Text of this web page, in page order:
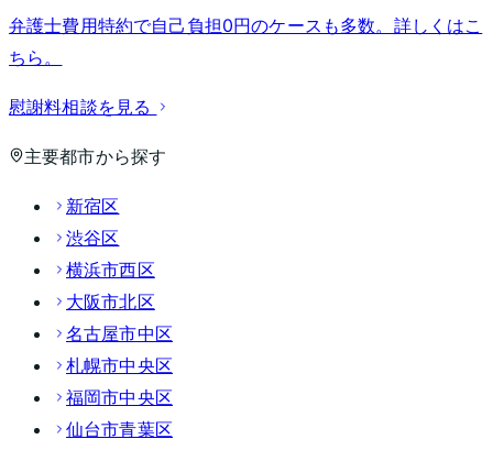
弁護士費用特約で自己負担0円のケースも多数。詳しくはこ
ちら。
慰謝料相談を見る
主要都市から探す
新宿区
渋谷区
横浜市西区
大阪市北区
名古屋市中区
札幌市中央区
福岡市中央区
仙台市青葉区